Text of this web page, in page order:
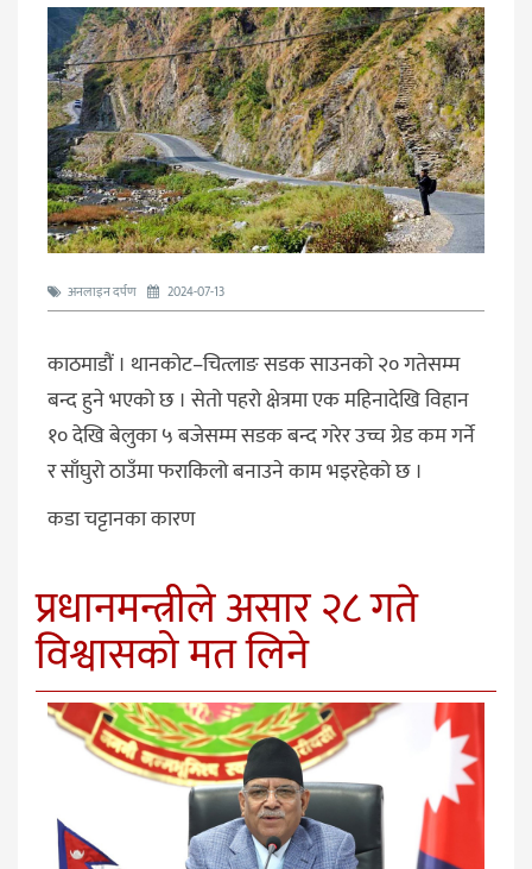
अनलाइन दर्पण 2024-07-13
काठमाडौं । थानकोट–चित्लाङ सडक साउनको २० गतेसम्म
बन्द हुने भएको छ । सेतो पहरो क्षेत्रमा एक महिनादेखि विहान
१० देखि बेलुका ५ बजेसम्म सडक बन्द गरेर उच्च ग्रेड कम गर्ने
र साँघुरो ठाउँमा फराकिलो बनाउने काम भइरहेको छ ।
कडा चट्टानका कारण
प्रधानमन्त्रीले असार २८ गते
विश्वासको मत लिने